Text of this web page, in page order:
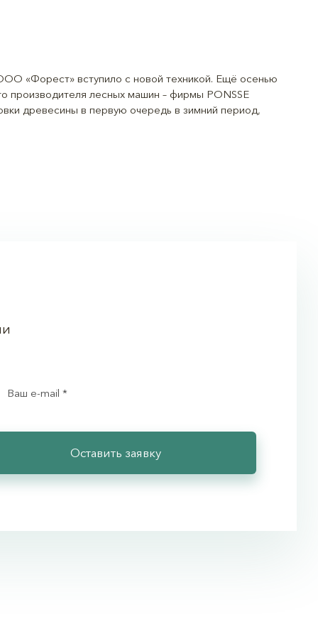
«Форест» вступило с новой техникой. Ещё осенью
производителя лесных машин – фирмы PONSSE
древесины в первую очередь в зимний период,
Оставить заявку